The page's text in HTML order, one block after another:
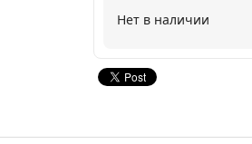
Нет в наличии